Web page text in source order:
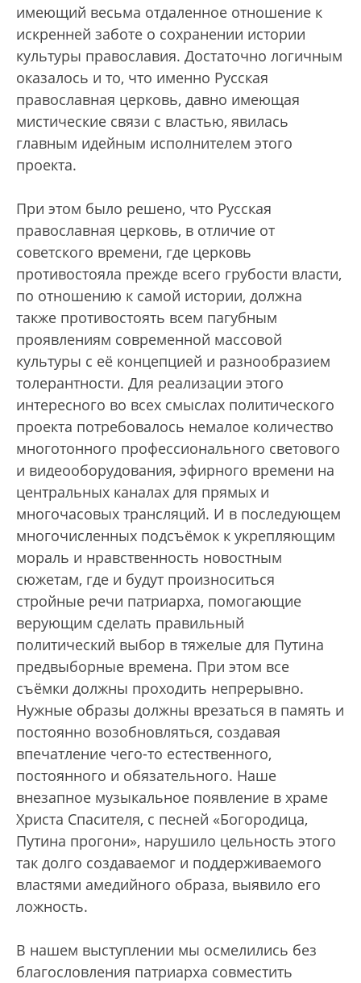
имеющий весьма отдаленное отношение к
искренней заботе о сохранении истории
культуры православия. Достаточно логичным
оказалось и то, что именно Русская
православная церковь, давно имеющая
мистические связи с властью, явилась
главным идейным исполнителем этого
проекта.
При этом было решено, что Русская
православная церковь, в отличие от
советского времени, где церковь
противостояла прежде всего грубости власти,
по отношению к самой истории, должна
также противостоять всем пагубным
проявлениям современной массовой
культуры с её концепцией и разнообразием
толерантности. Для реализации этого
интересного во всех смыслах политического
проекта потребовалось немалое количество
многотонного профессионального светового
и видеооборудования, эфирного времени на
центральных каналах для прямых и
многочасовых трансляций. И в последующем
многочисленных подсъёмок к укрепляющим
мораль и нравственность новостным
сюжетам, где и будут произноситься
стройные речи патриарха, помогающие
верующим сделать правильный
политический выбор в тяжелые для Путина
предвыборные времена. При этом все
съёмки должны проходить непрерывно.
Нужные образы должны врезаться в память и
постоянно возобновляться, создавая
впечатление чего-то естественного,
постоянного и обязательного. Наше
внезапное музыкальное появление в храме
Христа Спасителя, с песней «Богородица,
Путина прогони», нарушило цельность этого
так долго создаваемог и поддерживаемого
властями амедийного образа, выявило его
ложность.
В нашем выступлении мы осмелились без
благословления патриарха совместить